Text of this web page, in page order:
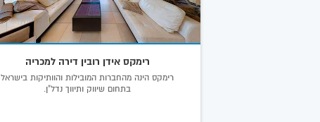
רימקס אידן רובין דירה למכריה
רימקס הינה מהחברות המובילות והוותיקות בישראל
בתחום שיווק ותיווך נדל"ן.